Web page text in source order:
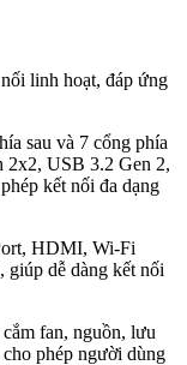
linh hoạt, đáp ứng
sau và 7 cổng phía
2x2, USB 3.2 Gen 2,
kết nối đa dạng
HDMI, Wi-Fi
giúp dễ dàng kết nối
fan, nguồn, lưu
phép người dùng